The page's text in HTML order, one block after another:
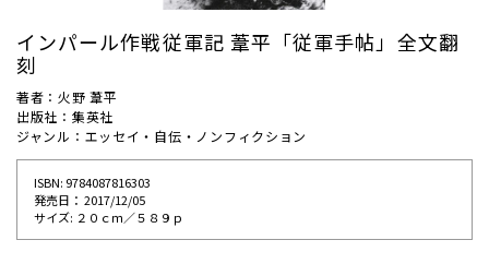
インパール作戦従軍記 葦平「従軍手帖」全文翻
刻
著者：火野 葦平
出版社：集英社
ジャンル：エッセイ・自伝・ノンフィクション
ISBN: 9784087816303
発売⽇： 2017/12/05
サイズ: ２０ｃｍ／５８９ｐ